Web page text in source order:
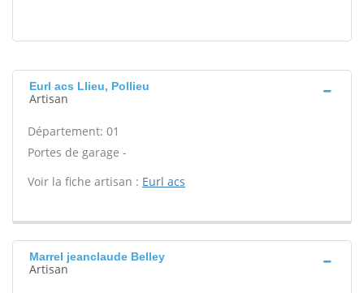
Eurl acs Llieu, Pollieu
Artisan
Département: 01
Portes de garage -
Voir la fiche artisan : Eurl acs
Marrel jeanclaude Belley
Artisan